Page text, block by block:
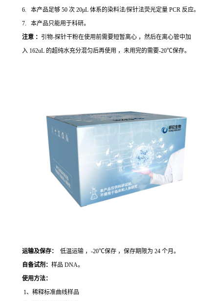
6. 本产品足够 50 次 20μL 体系的染料法/探针法荧光定量 PCR 反应。
7. 本产品只能用于科研。
注意 ： 引物-探针干粉在使用前需要短暂离心 ，然后在离心管中加
入 162uL 的超纯水充分混匀后再使用 ，未用完的需要-20℃保存。
运输及保存：
低温运输 ，-20℃保存 ，保存期限为 24 个月。
自备试剂： 样品 DNA。
使用方法：
1、稀释标准曲线样品